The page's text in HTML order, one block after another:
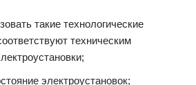
такие технологические
техническим
электроустановок;